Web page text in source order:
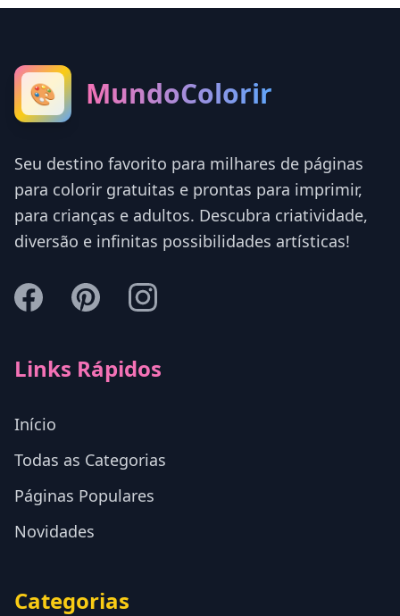
🎨 MundoColorir
Seu destino favorito para milhares de páginas
para colorir gratuitas e prontas para imprimir,
para crianças e adultos. Descubra criatividade,
diversão e infinitas possibilidades artísticas!
Links Rápidos
Início
Todas as Categorias
Páginas Populares
Novidades
Categorias